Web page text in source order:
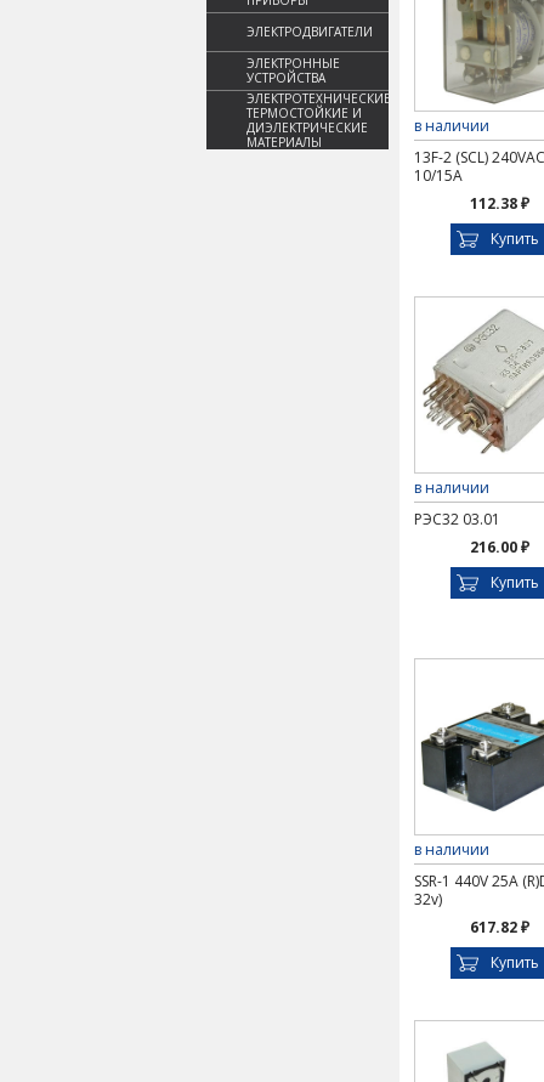
ЭЛЕКТРОДВИГАТЕЛИ
ЭЛЕКТРОННЫЕ
УСТРОЙСТВА
ЭЛЕКТРОТЕХНИЧЕСКИЕ,
ТЕРМОСТОЙКИЕ И
ДИЭЛЕКТРИЧЕСКИЕ
МАТЕРИАЛЫ
в наличии
13F-2 (SCL) 240VAC
10/15A
112.38 ₽
Купить
в наличии
РЭС32 03.01
216.00 ₽
Купить
в наличии
SSR-1 440V 25A
32v)
617.82 ₽
Купить